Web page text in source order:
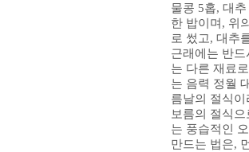
물콩 5홉, 대
한 밥이며, 위
로 썼고, 대추
근래에는 반
는 다른 재료
는 음력 정월
름날의 절식
보름의 절식
는 풍습적인
만드는 법은,